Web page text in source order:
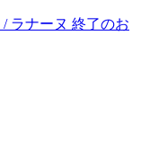
/ ラナーヌ 終了のお